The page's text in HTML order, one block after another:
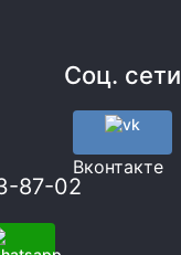
87-02
Соц. сети
Вконтакте